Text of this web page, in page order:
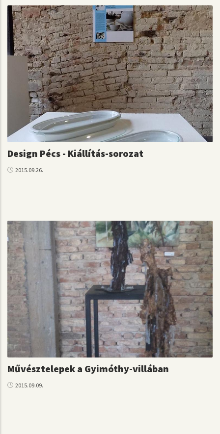
Design Pécs - Kiállítás-sorozat
2015.09.26.
Művésztelepek a Gyimóthy-villában
2015.09.09.